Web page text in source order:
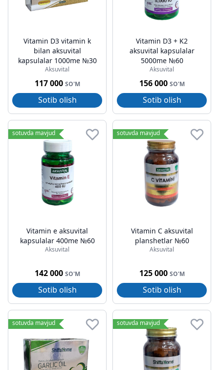
Vitamin D3 vitamin k
bilan aksuvital
kapsulalar 1000me №30
Aksuvital
117 000 SO'M
Sotib olish
Vitamin D3 + K2
aksuvital kapsulalar
5000me №60
Aksuvital
156 000 SO'M
Sotib olish
sotuvda mavjud
Vitamin e aksuvital
kapsulalar 400me №60
Aksuvital
142 000 SO'M
Sotib olish
sotuvda mavjud
Vitamin C aksuvital
planshetlar №60
Aksuvital
125 000 SO'M
Sotib olish
sotuvda mavjud sotuvda mavjud